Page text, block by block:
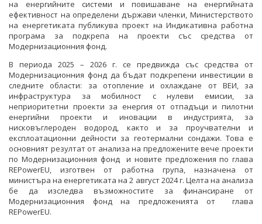
ПАРЛАМЕНТАРЕН КОНТРОЛ
ФОТОГАЛЕРИЯ
ВИДЕОГАЛЕРИЯ
на енергийните системи и повишаване на енергийната
ефективност на определени държави членки, Министерството
на енергетиката публикува проект на Индикативна работна
програма за подкрепа на проекти със средства от
Модернизационния фонд.
В периода 2025 – 2026 г. се предвижда със средства от
Модернизационния фонд да бъдат подкрепени инвестиции в
следните области: за отопление и охлаждане от ВЕИ, за
инфраструктура за мобилност с нулеви емисии, за
неприоритетни проекти за енергия от отпадъци и пилотни
енергийни проекти и иновации в индустрията, за
нисковъглероден водород, както и за проучвателни и
експлоатационни дейности за геотермални сондажи. Това е
основният резултат от анализа на предложените вече проекти
по Модернизационния фонд и новите предложения по глава
REPowerEU, изготвен от работна група, назначена от
министъра на енергетиката на 2 август 2024 г. Целта на анализа
бе да изследва възможностите за финансиране от
Модернизационния фонд на предложенията от глава
REPowerEU.